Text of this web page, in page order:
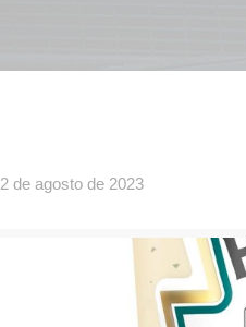
2 de agosto de 2023